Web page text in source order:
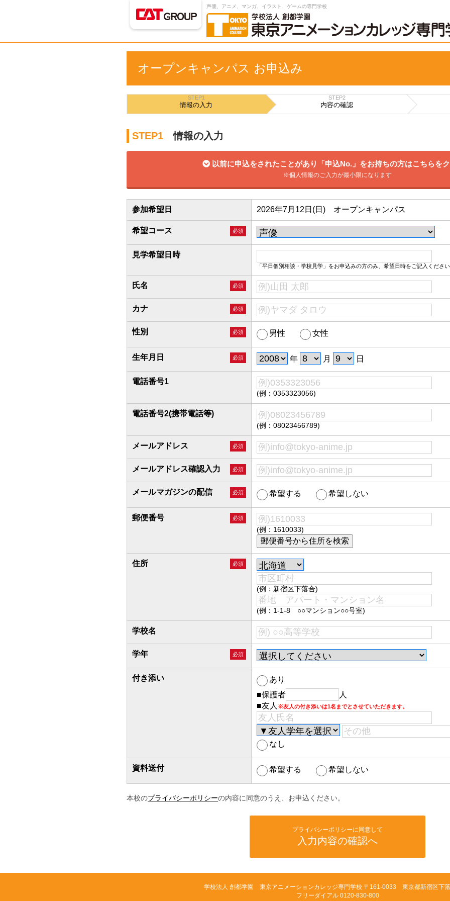
声優、アニメ、マンガ、イラスト、ゲームの専門学校
オープンキャンパス お申込み
STEP1
情報の 入力
STEP2
内容の確認
STEP1 情報の入力
以前に申込をされたことがあり「申込No.」をお持ちの方はこちらを
※個人情報のご入力が最小限になります
参加希望日 2026年7月12日(日) オープンキャンパス
希望コース 必須
見学希望日時
「平日個別相談・学校見学」をお申込みの方のみ、希望日時をご記入くださ
氏名 必須
カナ 必須
性別 必須 男性 女性
生年月日 必須 年 月 日
電話番号1
(例：0353323056)
電話番号2(携帯電話等)
(例：08023456789)
メールアドレス 必須
メールアドレス確認入力 必須
メールマガジンの配信 必須 希望する 希望しない
郵便番号 必須
(例：1610033)
住所 必須
(例：新宿区下落合)
(例：1-1-8 ○○マンション○○号室)
学校名
学年 必須
付き添い
あり
■保護者
人
■友人 ※友人の付き添いは1名までとさせていただきます。
なし
資料送付 希望する 希望しない
本校のプライバシーポリシーの内容に同意のうえ、お申込ください。
プライバシーポリシーに同意して
入力内容の確認へ
学校法人 創都学園 東京アニメーションカレッジ専門学校 〒161-0033 東京都新宿区下
フリーダイアル 0120-830-800